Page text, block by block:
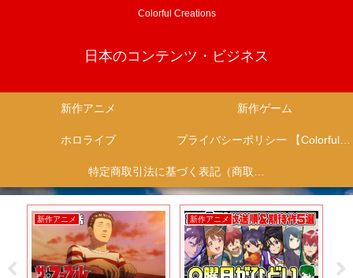
Colorful Creations
日本のコンテンツ・ビジネス
新作アニメ 新作ゲーム
ホロライブ プライバシーポリシー 【Colorful Creation】
特定商取引法に基づく表記（商取引に関する開示）
新作ゲーム 新作ゲーム